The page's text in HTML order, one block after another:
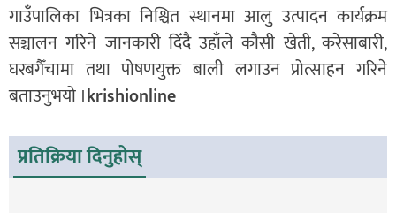
गाउँपालिका भित्रका निश्चित स्थानमा आलु उत्पादन कार्यक्रम
सञ्चालन गरिने जानकारी दिँदै उहाँले कौसी खेती, करेसाबारी,
घरबगैँचामा तथा पोषणयुक्त बाली लगाउन प्रोत्साहन गरिने
बताउनुभयो ।krishionline
प्रतिक्रिया दिनुहोस्